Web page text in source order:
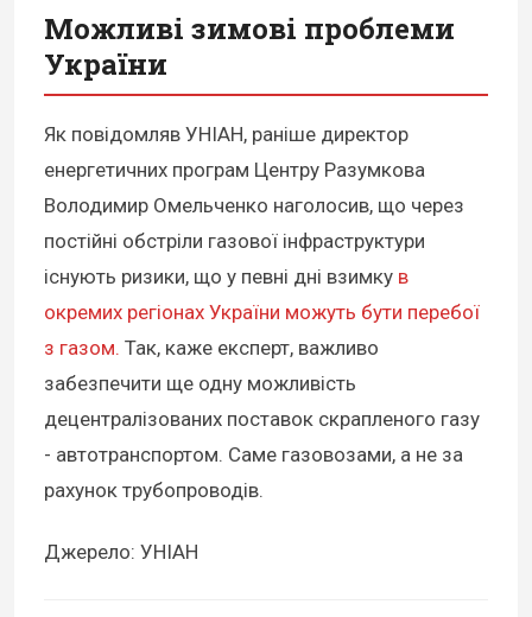
Можливі зимові проблеми
України
Як повідомляв УНІАН, раніше директор
енергетичних програм Центру Разумкова
Володимир Омельченко наголосив, що через
постійні обстріли газової інфраструктури
існують ризики, що у певні дні взимку в
окремих регіонах України можуть бути перебої
з газом. Так, каже експерт, важливо
забезпечити ще одну можливість
децентралізованих поставок скрапленого газу
- автотранспортом. Саме газовозами, а не за
рахунок трубопроводів.
Джерело: УНІАН